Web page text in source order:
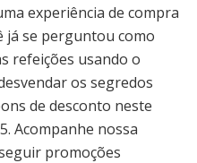
experiência de compra
já se perguntou como
refeições usando o
os segredos
de desconto neste
Acompanhe nossa
promoções